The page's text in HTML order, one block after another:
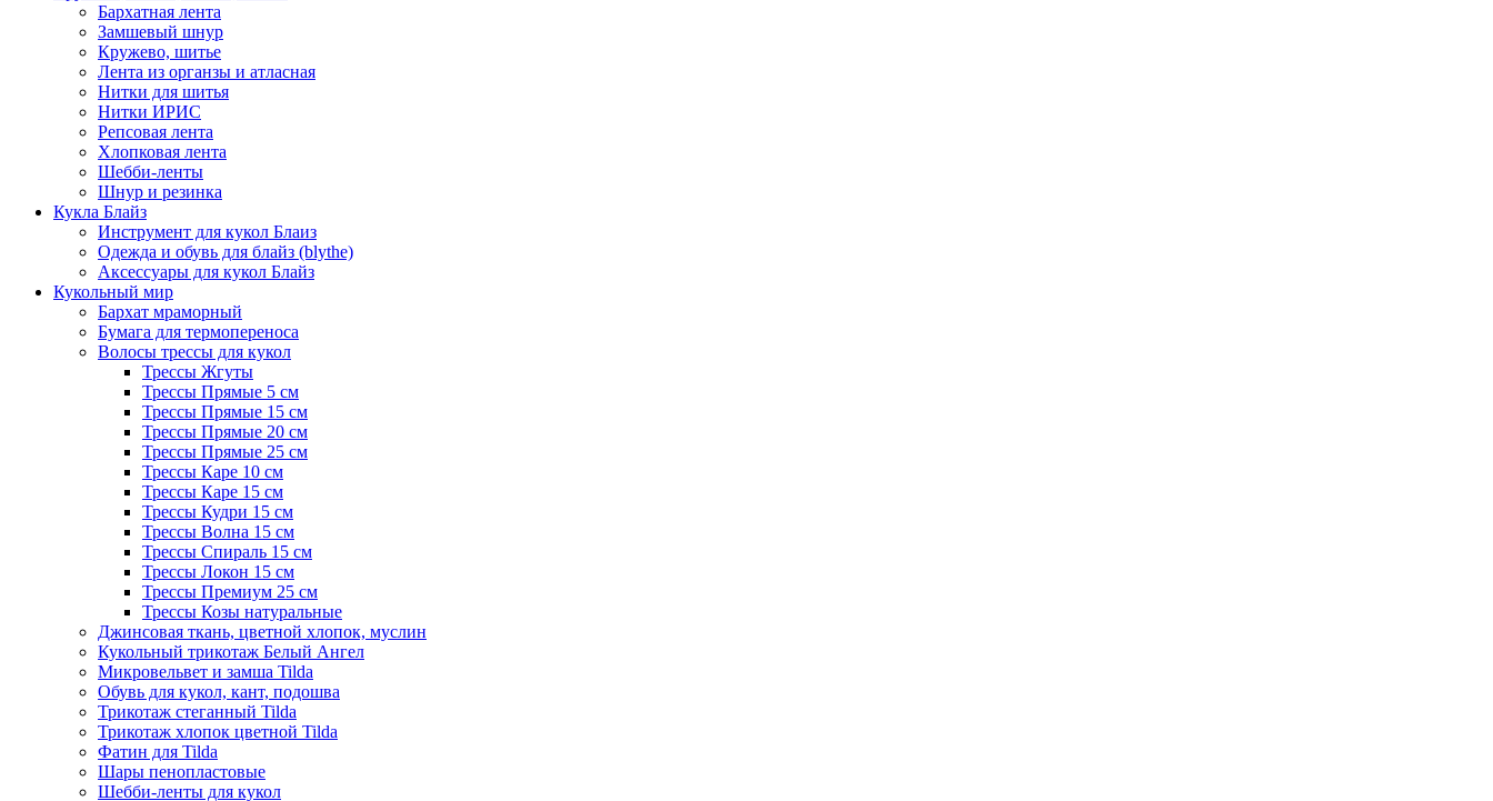
Бархатная лента
Замшевый шнур
Кружево, шитье
Лента из органзы и атласная
Нитки для шитья
Нитки ИРИС
Репсовая лента
Хлопковая лента
Шебби-ленты
Шнур и резинка
Кукла Блайз
Инструмент для кукол Блаиз
Одежда и обувь для блайз (blythe)
Аксессуары для кукол Блайз
Кукольный мир
Бархат мраморный
Бумага для термопереноса
Волосы трессы для кукол
Трессы Жгуты
Трессы Прямые 5 см
Трессы Прямые 15 см
Трессы Прямые 20 см
Трессы Прямые 25 см
Трессы Каре 10 см
Трессы Каре 15 см
Трессы Кудри 15 см
Трессы Волна 15 см
Трессы Спираль 15 см
Трессы Локон 15 см
Трессы Премиум 25 см
Трессы Козы натуральные
Джинсовая ткань, цветной хлопок, муслин
Кукольный трикотаж Белый Ангел
Микровельвет и замша Tilda
Обувь для кукол, кант, подошва
Трикотаж стеганный Tilda
Трикотаж хлопок цветной Tilda
Фатин для Tilda
Шары пенопластовые
Шебби-ленты для кукол